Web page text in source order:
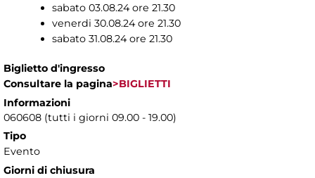
sabato 03.08.24 ore 21.30
venerdi 30.08.24 ore 21.30
sabato 31.08.24 ore 21.30
Biglietto d'ingresso
Consultare la pagina>BIGLIETTI
Informazioni
060608 (tutti i giorni 09.00 - 19.00)
Tipo
Evento
Giorni di chiusura